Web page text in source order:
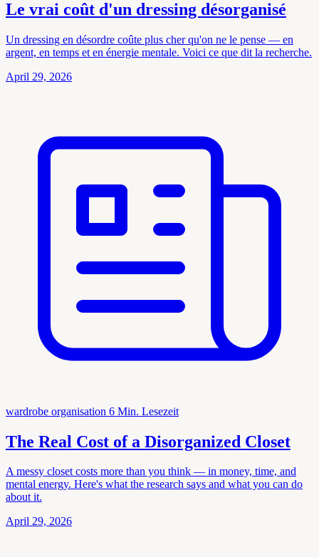
Le vrai coût d'un dressing désorganisé
Un dressing en désordre coûte plus cher qu'on ne le pense — en
argent, en temps et en énergie mentale. Voici ce que dit la recherche.
April 29, 2026
wardrobe organisation 6 Min. Lesezeit
The Real Cost of a Disorganized Closet
A messy closet costs more than you think — in money, time, and
mental energy. Here's what the research says and what you can do
about it.
April 29, 2026